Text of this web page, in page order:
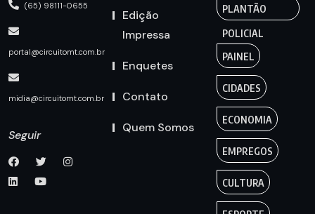
(65) 98111-0655
portal@circuitomt.com.br
midia@circuitomt.com.br
Seguir
Edição
Impressa
Enquetes
Contato
Quem Somos
PLANTÃO
POLICIAL
PAINEL
CIDADES
ECONOMIA
EMPREGOS
CULTURA